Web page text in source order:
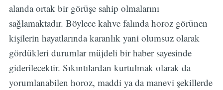
alanda ortak bir görüşe sahip olmalarını
sağlamaktadır. Böylece kahve falında horoz görünen
kişilerin hayatlarında karanlık yani olumsuz olarak
gördükleri durumlar müjdeli bir haber sayesinde
giderilecektir. Sıkıntılardan kurtulmak olarak da
yorumlanabilen horoz, maddi ya da manevi şekillerde